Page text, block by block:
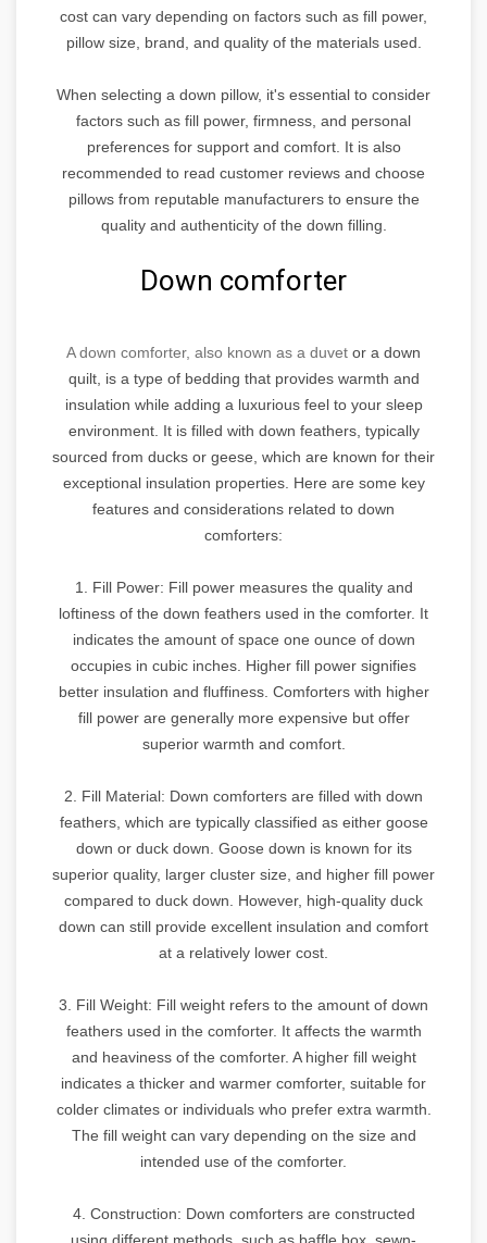
cost can vary depending on factors such as fill power,
pillow size, brand, and quality of the materials used.
When selecting a down pillow, it's essential to consider
factors such as fill power, firmness, and personal
preferences for support and comfort. It is also
recommended to read customer reviews and choose
pillows from reputable manufacturers to ensure the
quality and authenticity of the down filling.
Down comforter
A down comforter, also known as a duvet or a down
quilt, is a type of bedding that provides warmth and
insulation while adding a luxurious feel to your sleep
environment. It is filled with down feathers, typically
sourced from ducks or geese, which are known for their
exceptional insulation properties. Here are some key
features and considerations related to down
comforters:
1. Fill Power: Fill power measures the quality and
loftiness of the down feathers used in the comforter. It
indicates the amount of space one ounce of down
occupies in cubic inches. Higher fill power signifies
better insulation and fluffiness. Comforters with higher
fill power are generally more expensive but offer
superior warmth and comfort.
2. Fill Material: Down comforters are filled with down
feathers, which are typically classified as either goose
down or duck down. Goose down is known for its
superior quality, larger cluster size, and higher fill power
compared to duck down. However, high-quality duck
down can still provide excellent insulation and comfort
at a relatively lower cost.
3. Fill Weight: Fill weight refers to the amount of down
feathers used in the comforter. It affects the warmth
and heaviness of the comforter. A higher fill weight
indicates a thicker and warmer comforter, suitable for
colder climates or individuals who prefer extra warmth.
The fill weight can vary depending on the size and
intended use of the comforter.
4. Construction: Down comforters are constructed
using different methods, such as baffle box, sewn-